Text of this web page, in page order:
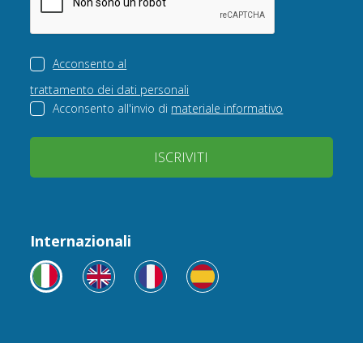
Acconsento al
trattamento dei dati personali
Acconsento all'invio di materiale informativo
ISCRIVITI
Internazionali